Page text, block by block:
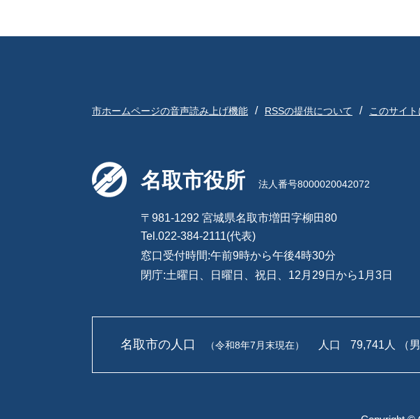
市ホームページの音声読み上げ機能 RSSの提供について このサイ
名取市役所 法人番号8000020042072
〒981-1292 宮城県名取市増田字柳田80
Tel.022-384-2111(代表)
窓口受付時間:午前9時から午後4時30分
閉庁:土曜日、日曜日、祝日、12月29日から1月3日
名取市の人口 （令和8年7月末現在） 人口 79,741人 （